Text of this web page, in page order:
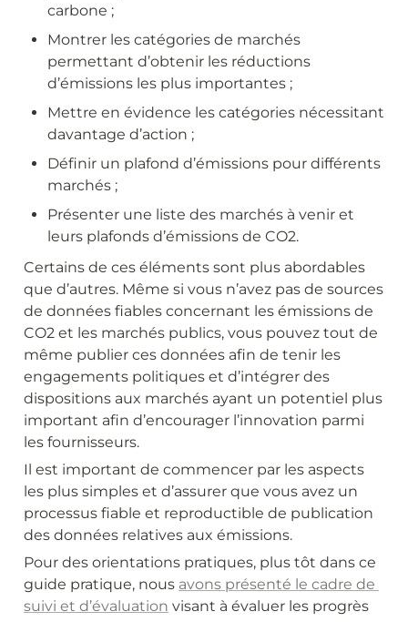
carbone ;
Montrer les catégories de marchés
permettant d’obtenir les réductions
d’émissions les plus importantes ;
Mettre en évidence les catégories nécessitant
davantage d’action ;
Définir un plafond d’émissions pour différents
marchés ;
Présenter une liste des marchés à venir et
leurs plafonds d’émissions de CO2.
Certains de ces éléments sont plus abordables
que d’autres. Même si vous n’avez pas de sources
de données fiables concernant les émissions de
CO2 et les marchés publics, vous pouvez tout de
même publier ces données afin de tenir les
engagements politiques et d’intégrer des
dispositions aux marchés ayant un potentiel plus
important afin d’encourager l’innovation parmi
les fournisseurs.
Il est important de commencer par les aspects
les plus simples et d’assurer que vous avez un
processus fiable et reproductible de publication
des données relatives aux émissions.
Pour des orientations pratiques, plus tôt dans ce
guide pratique, nous avons présenté le cadre de
suivi et d’évaluation visant à évaluer les progrès